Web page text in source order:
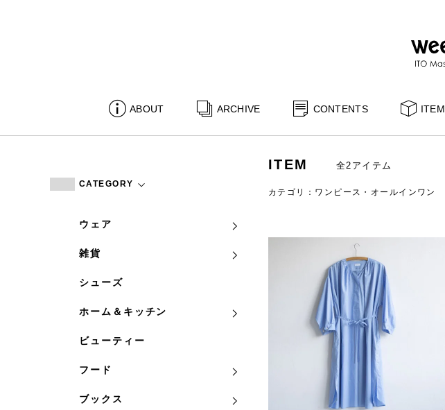
ABOUT ARCHIVE CONTENTS ITEM
CATEGORY
ウェア
雑貨
シューズ
ホーム＆キッチン
ビューティー
フード
ブックス
ITEM 全2アイテム
カテゴリ：ワンピース・オールインワン